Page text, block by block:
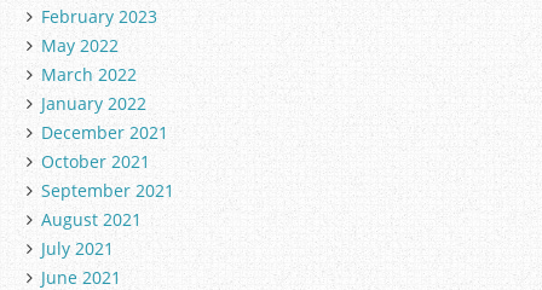
February 2023
May 2022
March 2022
January 2022
December 2021
October 2021
September 2021
August 2021
July 2021
June 2021